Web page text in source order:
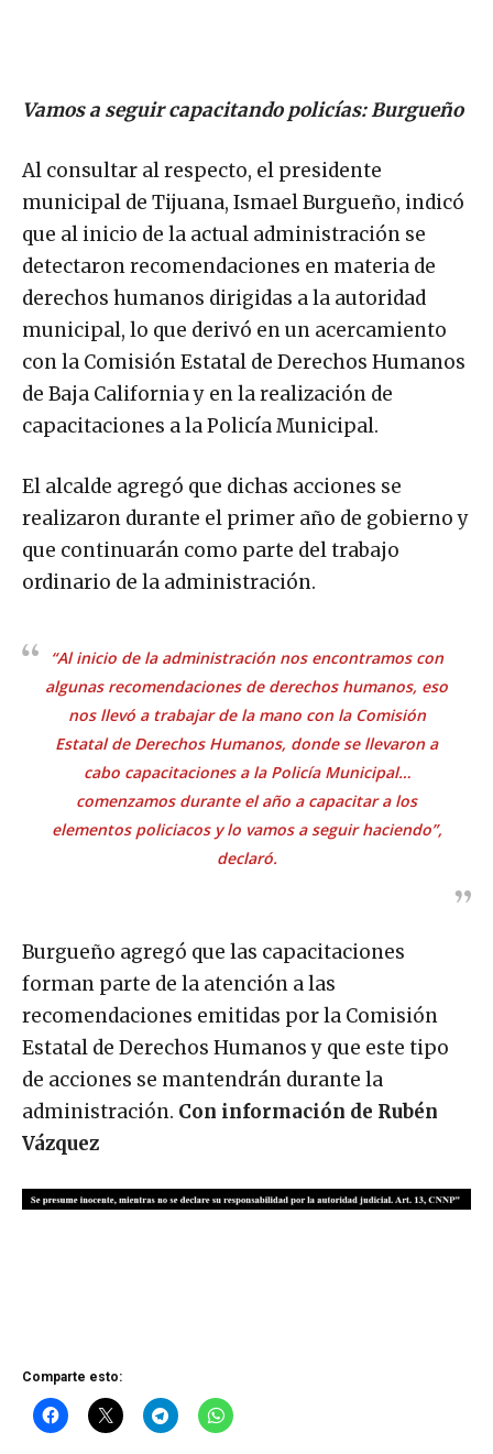
Vamos a seguir capacitando policías: Burgueño
Al consultar al respecto, el presidente
municipal de Tijuana, Ismael Burgueño, indicó
que al inicio de la actual administración se
detectaron recomendaciones en materia de
derechos humanos dirigidas a la autoridad
municipal, lo que derivó en un acercamiento
con la Comisión Estatal de Derechos Humanos
de Baja California y en la realización de
capacitaciones a la Policía Municipal.
El alcalde agregó que dichas acciones se
realizaron durante el primer año de gobierno y
que continuarán como parte del trabajo
ordinario de la administración.
“Al inicio de la administración nos encontramos con
algunas recomendaciones de derechos humanos, eso
nos llevó a trabajar de la mano con la Comisión
Estatal de Derechos Humanos, donde se llevaron a
cabo capacitaciones a la Policía Municipal…
comenzamos durante el año a capacitar a los
elementos policiacos y lo vamos a seguir haciendo”,
declaró.
Burgueño agregó que las capacitaciones
forman parte de la atención a las
recomendaciones emitidas por la Comisión
Estatal de Derechos Humanos y que este tipo
de acciones se mantendrán durante la
administración. Con información de Rubén
Vázquez
Comparte esto: